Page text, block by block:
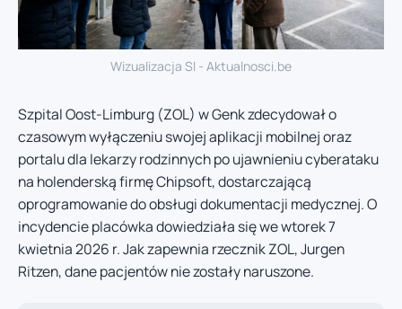
Wizualizacja SI - Aktualnosci.be
Szpital Oost-Limburg (ZOL) w Genk zdecydował o
czasowym wyłączeniu swojej aplikacji mobilnej oraz
portalu dla lekarzy rodzinnych po ujawnieniu cyberataku
na holenderską firmę Chipsoft, dostarczającą
oprogramowanie do obsługi dokumentacji medycznej. O
incydencie placówka dowiedziała się we wtorek 7
kwietnia 2026 r. Jak zapewnia rzecznik ZOL, Jurgen
Ritzen, dane pacjentów nie zostały naruszone.